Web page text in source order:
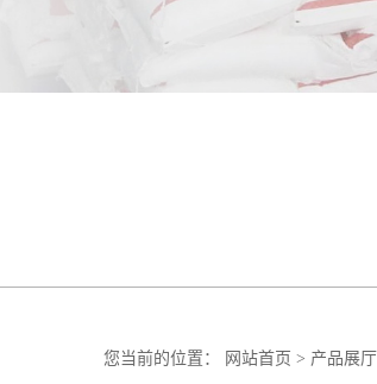
您当前的位置： 网站首页 > 产品展厅